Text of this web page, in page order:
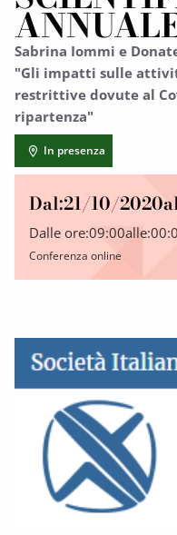
Sabrina Iommi e
"Gli impatti sulle
restrittive dovute al
ripartenza"
In presenza
Dal:21/10/2020
Dalle ore:09:00alle:
Conferenza online